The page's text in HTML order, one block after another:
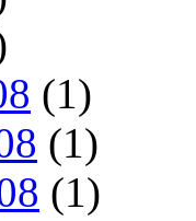
(1)
(1)
(1)